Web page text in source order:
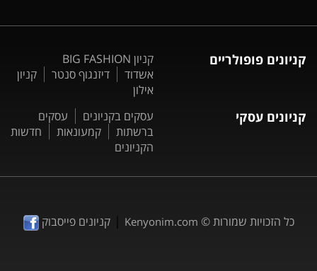
קניונים פופולריים
קניון BIG FASHION
אשדוד
דיזנגוף סנטר
קניון
אילון
קניונים עסקי עסקים בקניונים
עסקים
ברשתות
קמעונאות
חדשות
הקניונים
כל הזכויות שמורות © Kenyonim.com
|קניונים פייסבוק